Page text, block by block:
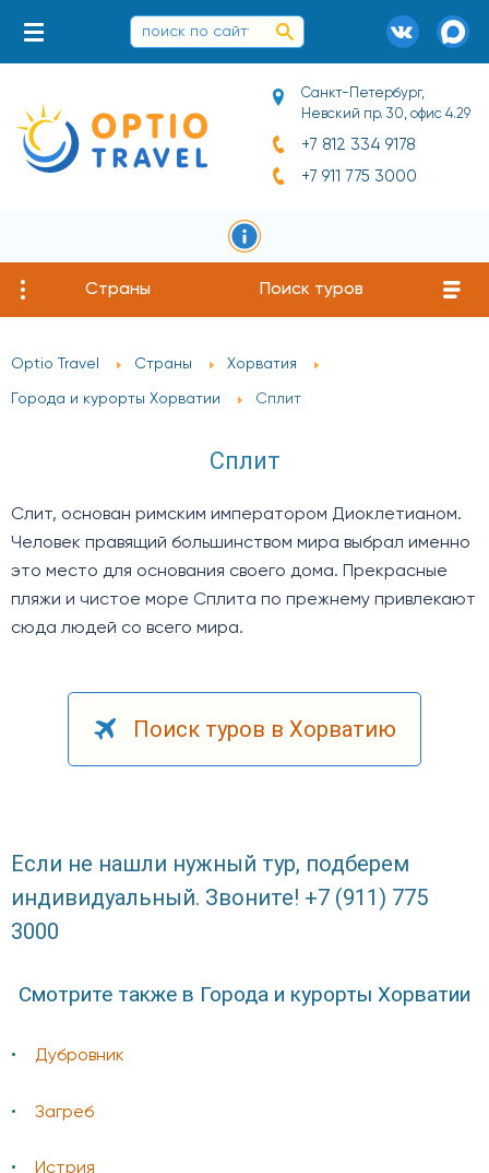
Санкт-Петербург,
Невский пр. 30, офис 4.29
+7 812 334 9178
+7 911 775 3000
Страны Поиск туров
Optio Travel Страны Хорватия
Города и курорты Хорватии Сплит
Сплит
Слит, основан римским императором Диоклетианом.
Человек правящий большинством мира выбрал именно
это место для основания своего дома. Прекрасные
пляжи и чистое море Сплита по прежнему привлекают
сюда людей со всего мира.
Поиск туров в Хорватию
Если не нашли нужный тур, подберем
индивидуальный. Звоните! +7 (911) 775
3000
Смотрите также в Города и курорты Хорватии
Дубровник
Загреб
Истрия